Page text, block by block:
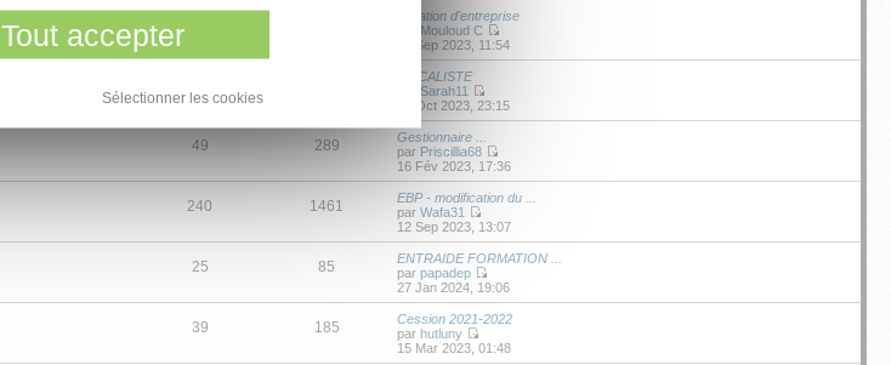
Création d'entreprise
Mouloud C
21 Sep 2023, 11:54
FISCALISTE
Sarah11
16 Oct 2023, 23:15
49 289
Gestionnaire ...
par Priscillia68
16 Fév 2023, 17:36
240 1461
EBP - modification du ...
parWafa31
12 Sep 2023, 13:07
25 85
ENTRAIDE FORMATION ...
parpapadep
27 Jan 2024, 19:06
39 185
Cession 2021-2022
parhutluny
15 Mar 2023, 01:48
Tout accepter
Sélectionner les cookies